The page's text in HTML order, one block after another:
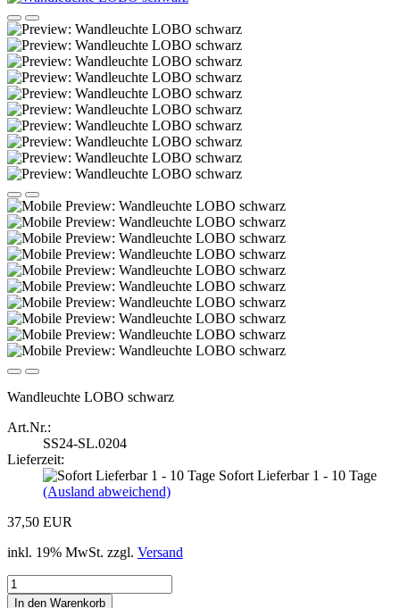
Wandleuchte LOBO schwarz
Art.Nr.:
SS24-SL.0204
Lieferzeit:
Sofort Lieferbar 1 - 10 Tage
(Ausland abweichend)
37,50 EUR
inkl. 19% MwSt. zzgl. Versand